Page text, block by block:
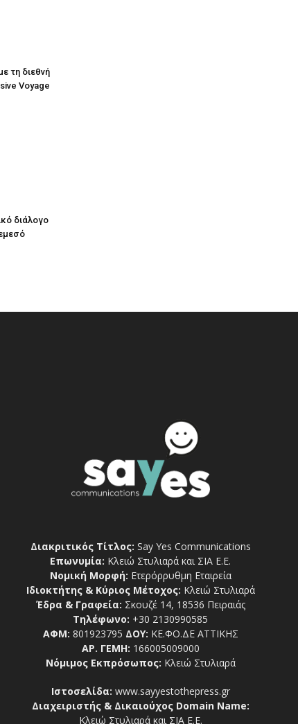
τη διεθνή
Voyage
διάλογο
Διακριτικός Τίτλος: Say Yes Communications
Επωνυμία: Κλειώ Στυλιαρά και ΣΙΑ Ε.Ε.
Νομική Μορφή: Ετερόρρυθμη Εταιρεία
Ιδιοκτήτης & Κύριος Μέτοχος: Κλειώ Στυλιαρά
Έδρα & Γραφεία: Σκουζέ 14, 18536 Πειραιάς
Τηλέφωνο: +30 2130990585
ΑΦΜ: 801923795 ΔΟΥ: ΚΕ.ΦΟ.ΔΕ ΑΤΤΙΚΗΣ
ΑΡ. ΓΕΜΗ: 166005009000
Νόμιμος Εκπρόσωπος: Κλειώ Στυλιαρά
Ιστοσελίδα: www.sayyestothepress.gr
Διαχειριστής & Δικαιούχος Domain Name:
Κλειώ Στυλιαρά και ΣΙΑ Ε.Ε.